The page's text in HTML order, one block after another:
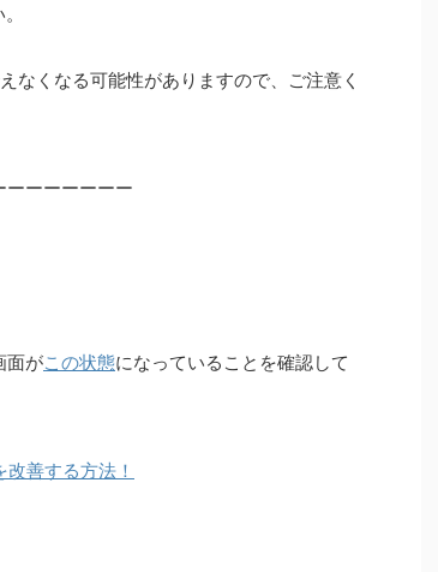
なくなる可能性がありますので、ご注意く
ーーーーーーー
面がこの状態になっていることを確認して
善する方法！